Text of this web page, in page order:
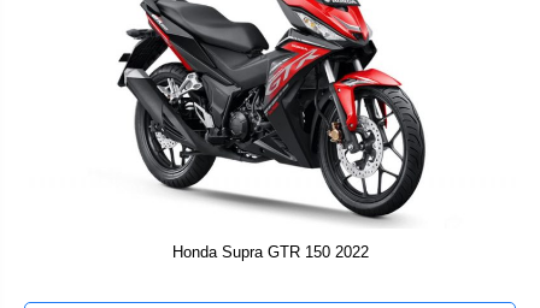
Honda Supra GTR 150 2022